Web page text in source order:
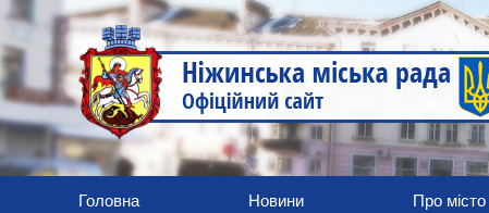
Головна Новини Про місто